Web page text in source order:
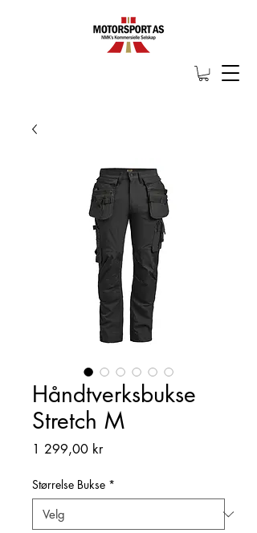
Håndtverksbukse
Stretch M
1 299,00 krPris
Størrelse Bukse *